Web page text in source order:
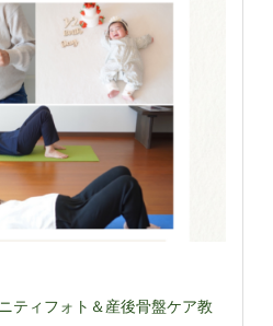
ティフォト＆産後骨盤ケア教